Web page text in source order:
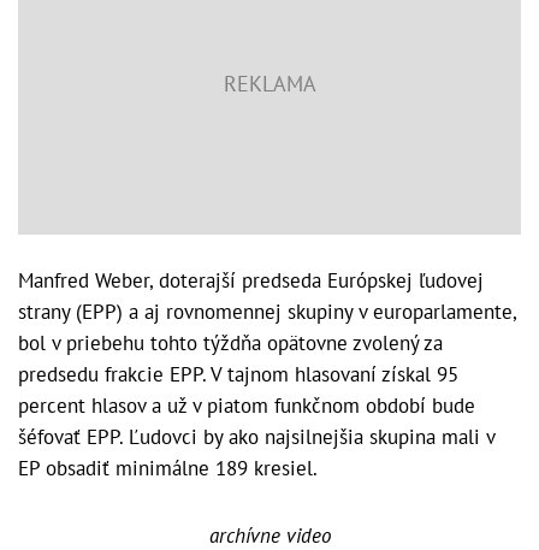
Manfred Weber, doterajší predseda Európskej ľudovej
strany (EPP) a aj rovnomennej skupiny v europarlamente,
bol v priebehu tohto týždňa opätovne zvolený za
predsedu frakcie EPP. V tajnom hlasovaní získal 95
percent hlasov a už v piatom funkčnom období bude
šéfovať EPP. Ľudovci by ako najsilnejšia skupina mali v
EP obsadiť minimálne 189 kresiel.
archívne video